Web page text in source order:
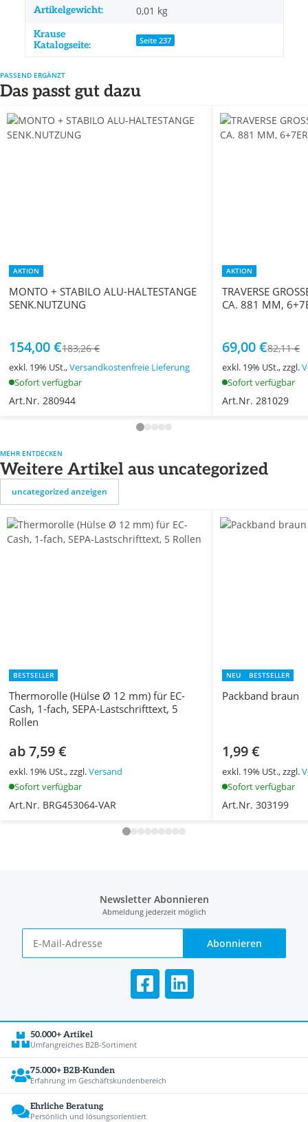
Artikelgewicht: 0,01 kg
Krause
Katalogseite:
Seite 237
PASSEND ERGÄNZT
Das passt gut dazu
AKTION
MONTO + STABILO ALU-HALTESTANGE
SENK.NUTZUNG
154,00 €183,26 €
exkl. 19% USt.,Versandkostenfreie Lieferung
Sofort verfügbar
Art.Nr. 280944
AKTION
TRAVERSE
CA. 881 MM,
69,00 €82,11 €
exkl. 19% USt., zzgl.
Sofort verfügbar
Art.Nr. 281029
MEHR ENTDECKEN
Weitere Artikel aus uncategorized
uncategorized anzeigen
BESTSELLER
Thermorolle (Hülse Ø 12 mm) für EC-
Cash, 1-fach, SEPA-Lastschrifttext, 5
Rollen
ab 7,59 €
exkl. 19% USt., zzgl.Versand
Sofort verfügbar
Art.Nr. BRG453064-VAR
NEU BESTSELLER
Packband braun
1,99 €
exkl. 19% USt., zzgl.
Sofort verfügbar
Art.Nr. 303199
Newsletter Abonnieren
Abmeldung jederzeit möglich
Abonnieren
50.000+ Artikel
Umfangreiches B2B-Sortiment
75.000+ B2B-Kunden
Erfahrung im Geschäftskundenbereich
Ehrliche Beratung
Persönlich und lösungsorientiert